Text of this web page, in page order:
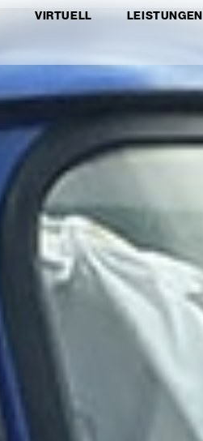
VIRTUELL LEISTUNGEN